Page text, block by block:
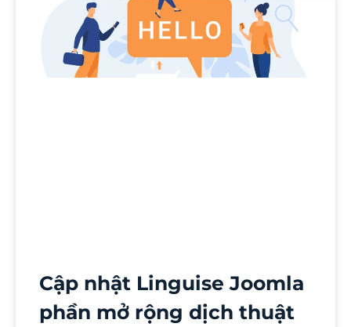
Cập nhật Linguise Joomla
phần mở rộng dịch thuật